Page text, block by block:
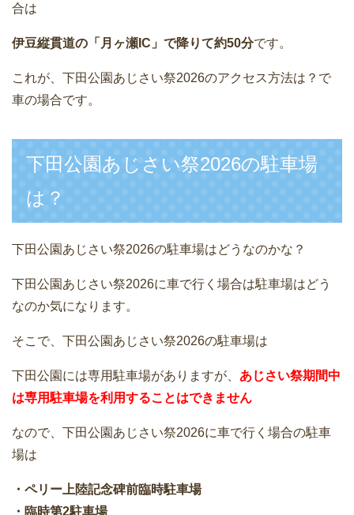
合は
伊豆縦貫道の「月ヶ瀬IC」で降りて約50分です。
これが、下田公園あじさい祭2026のアクセス方法は？で
車の場合です。
下田公園あじさい祭2026の駐車場
は？
下田公園あじさい祭2026の駐車場はどうなのかな？
下田公園あじさい祭2026に車で行く場合は駐車場はどう
なのか気になります。
そこで、下田公園あじさい祭2026の駐車場は
下田公園には専用駐車場がありますが、 あじさい祭期間中
は専用駐車場を利用することはできません
なので、下田公園あじさい祭2026に車で行く場合の駐車
場は
・ペリー上陸記念碑前臨時駐車場
・臨時第2駐車場